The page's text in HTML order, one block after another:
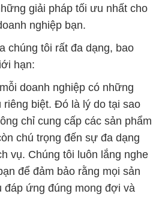
giải pháp tối ưu nhất cho
nghiệp bạn.
chúng tôi rất đa dạng, bao
hạn:
doanh nghiệp có những
riêng biệt. Đó là lý do tại sao
chỉ cung cấp các sản phẩm
chú trọng đến sự đa dạng
vụ. Chúng tôi luôn lắng nghe
để đảm bảo rằng mọi sản
đáp ứng đúng mong đợi và